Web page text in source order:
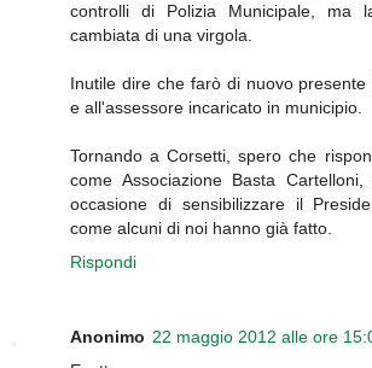
controlli di Polizia Municipale, ma
cambiata di una virgola.
Inutile dire che farò di nuovo
e all'assessore incaricato in municipio.
Tornando a Corsetti, spero che
come Associazione Basta
occasione di sensibilizzare il
come alcuni di noi hanno già fatto.
Rispondi
Anonimo 22 maggio 2012 alle ore